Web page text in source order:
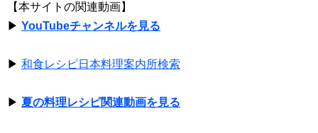
【本サイトの関連動画】
▶ YouTubeチャンネルを見る
▶ 和食レシピ日本料理案内所検索
▶ 夏の料理レシピ関連動画を見る